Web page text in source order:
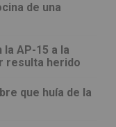
de una
AP-15 a la
resulta herido
que huía de la